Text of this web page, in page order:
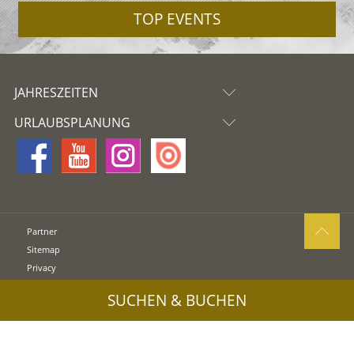
TOP EVENTS
JAHRESZEITEN
URLAUBSPLANUNG
Partner
Sitemap
Privacy
UID: IT02745550216
SUCHEN & BUCHEN